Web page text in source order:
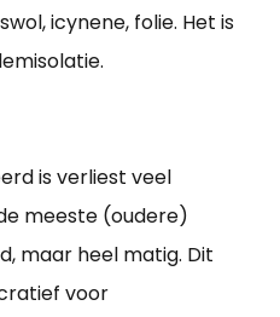
icynene, folie. Het is
is verliest veel
meeste (oudere)
maar heel matig. Dit
voor